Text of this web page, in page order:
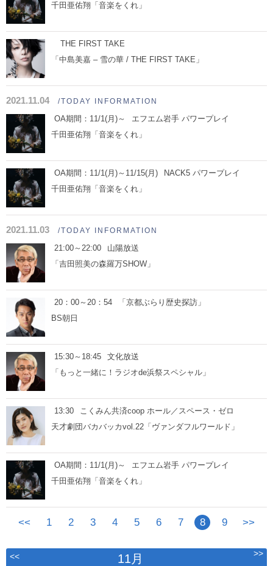
千田亜佑翔「音楽をくれ」
THE FIRST TAKE
「中島美嘉 – 雪の華 / THE FIRST TAKE」
2021.11.04 /TODAY INFORMATION
OA期間：11/1(月)～
エフエム岩手 パワープレイ
千田亜佑翔「音楽をくれ」
OA期間：11/1(月)～11/15(月)
NACK5 パワープレイ
千田亜佑翔「音楽をくれ」
2021.11.03 /TODAY INFORMATION
21:00～22:00
山陽放送
「吉田照美の森羅万SHOW」
20：00～20：54
「京都ぶらり歴史探訪」
BS朝日
15:30～18:45
文化放送
「もっと一緒に！ラジオde浜祭スペシャル」
13:30
こくみん共済coop ホール／スペース・ゼロ
天才劇団バカバッカvol.22「ヴァンダフルワールド」
OA期間：11/1(月)～
エフエム岩手 パワープレイ
千田亜佑翔「音楽をくれ」
<< 1 2 3 4 5 6 7 8 9 >>
<< 11月 >>